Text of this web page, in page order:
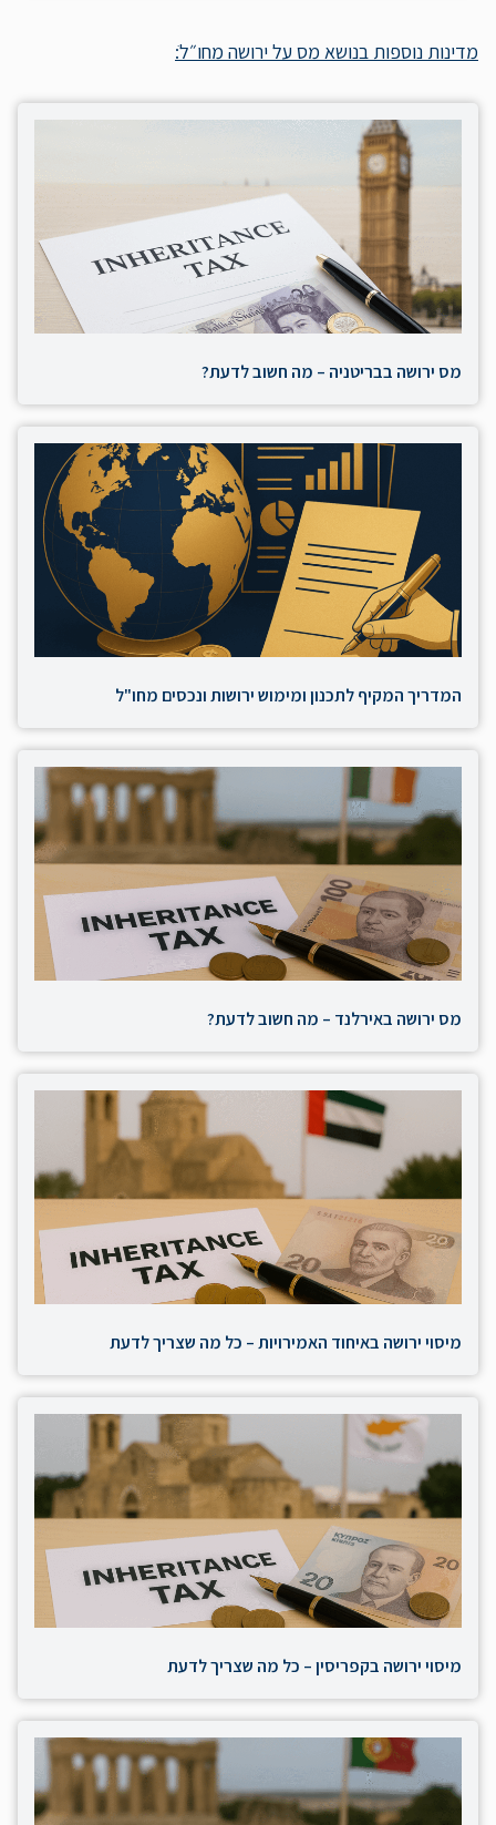
מדינות נוספות בנושא מס על ירושה מחו״לֹ:
מס ירושה בבריטניה – מה חשוב לדעת?
המדריך המקיף לתכנון ומימוש ירושות ונכסים מחו"ל
מס ירושה באירלנד – מה חשוב לדעת?
מיסוי ירושה באיחוד האמירויות – כל מה שצריך לדעת
מיסוי ירושה בקפריסין – כל מה שצריך לדעת